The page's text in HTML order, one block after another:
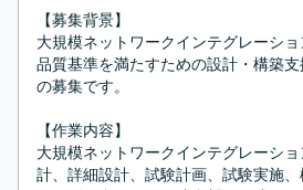
【募集背景】
大規模ネットワークインテグレーシ
品質基準を満たすための設計・構築
の募集です。
【作業内容】
大規模ネットワークインテグレーシ
計、詳細設計、試験計画、試験実施